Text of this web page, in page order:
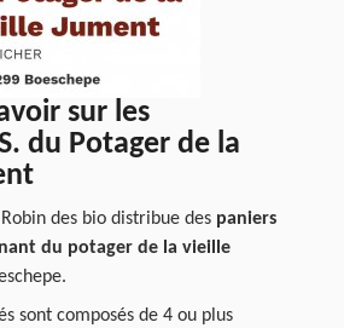
sur les
du Potager de la
Robin des bio distribue des paniers
du potager de la vieille
sont composés de 4 ou plus